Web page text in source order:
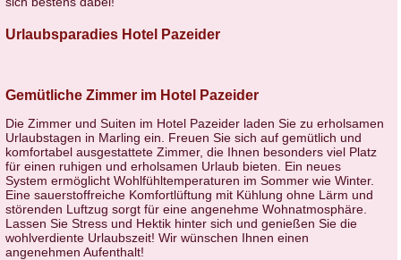
Urlaubsparadies Hotel Pazeider
Gemütliche Zimmer im Hotel Pazeider
Die Zimmer und Suiten im Hotel Pazeider laden Sie zu erholsamen
Urlaubstagen in Marling ein. Freuen Sie sich auf gemütlich und
komfortabel ausgestattete Zimmer, die Ihnen besonders viel Platz
für einen ruhigen und erholsamen Urlaub bieten. Ein neues
System ermöglicht Wohlfühltemperaturen im Sommer wie Winter.
Eine sauerstoffreiche Komfortlüftung mit Kühlung ohne Lärm und
störenden Luftzug sorgt für eine angenehme Wohnatmosphäre.
Lassen Sie Stress und Hektik hinter sich und genießen Sie die
wohlverdiente Urlaubszeit! Wir wünschen Ihnen einen
angenehmen Aufenthalt!